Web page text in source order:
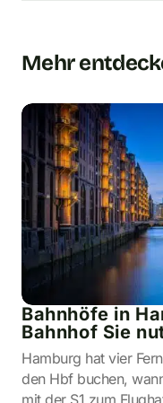
Mehr
Bahnhöfe in
Bahnhof Sie
Hamburg hat vier
den Hbf buchen,
mit der S1 zum